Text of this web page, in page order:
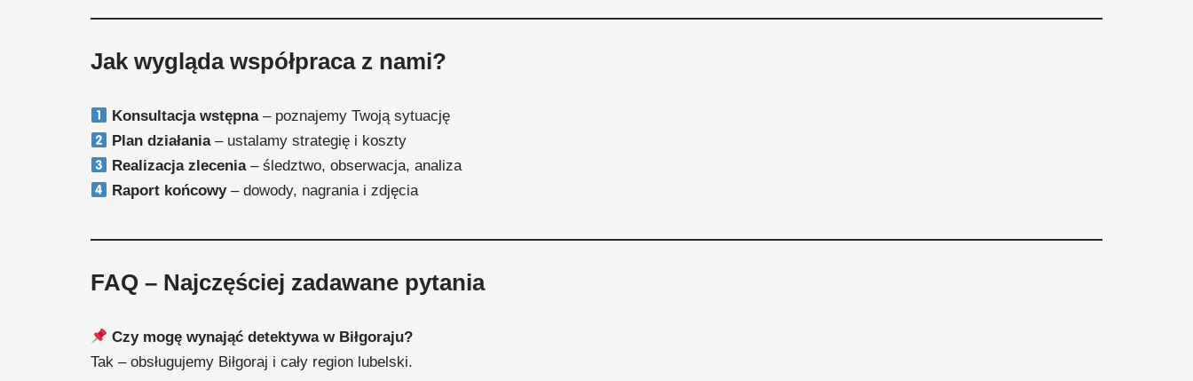
Jak wygląda współpraca z nami?
Konsultacja wstępna– poznajemy Twoją sytuację
Plan działania– ustalamy strategię i koszty
Realizacja zlecenia– śledztwo, obserwacja, analiza
Raport końcowy– dowody, nagrania i zdjęcia
FAQ – Najczęściej zadawane pytania
Czy mogę wynająć detektywa w Biłgoraju?
Tak – obsługujemy Biłgoraj i cały region lubelski.